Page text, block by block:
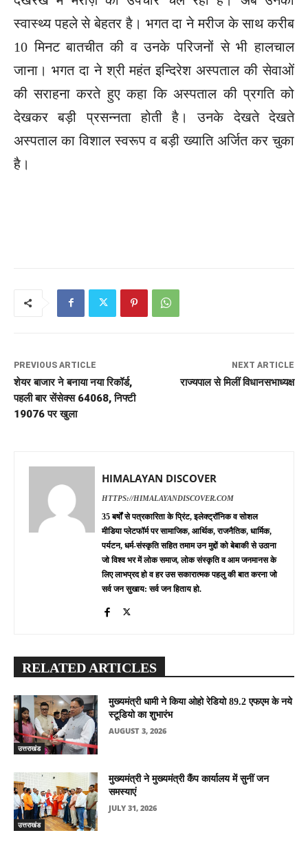
स्वास्थ्य पहले से बेहतर है। भगत दा ने मरीज के साथ करीब
10 मिनट बातचीत की व उनके परिजनों से भी हालचाल
जाना। भगत दा ने श्री महंत इन्दिरेश अस्पताल की सेवाओं
की सराहना करते हुए कहा कि अस्पताल की प्रगति को
देखकर बड़ी प्रसन्नता होती है। उनके देखते देखते
अस्पताल का विशाल स्वरूप व बड़ी ख्याति अर्जित कर चुका
है।
PREVIOUS ARTICLE
शेयर बाजार ने बनाया नया रिकॉर्ड,
पहली बार सेंसेक्स 64068, निफ्टी
19076 पर खुला
NEXT ARTICLE
राज्यपाल से मिलीं विधानसभाध्यक्ष
HIMALAYAN DISCOVER
HTTPS://HIMALAYANDISCOVER.COM
35 बर्षों से पत्रकारिता के प्रिंट, इलेक्ट्रॉनिक व सोशल
मीडिया प्लेटफॉर्म पर सामाजिक, आर्थिक, राजनैतिक, धार्मिक,
पर्यटन, धर्म-संस्कृति सहित तमाम उन मुद्दों को बेबाकी से उठाना
जो विश्व भर में लोक समाज, लोक संस्कृति व आम जनमानस के
लिए लाभप्रद हो व हर उस सकारात्मक पहलु की बात करना जो
सर्व जन सुखाय: सर्व जन हिताय हो.
RELATED ARTICLES
उत्तराखंड
मुख्यमंत्री धामी ने किया ओहो रेडियो 89.2 एफएम के नये
स्टूडियो का शुभारंभ
AUGUST 3, 2026
उत्तराखंड
मुख्यमंत्री ने मुख्यमंत्री कैंप कार्यालय में सुनीं जन
समस्याएं
JULY 31, 2026